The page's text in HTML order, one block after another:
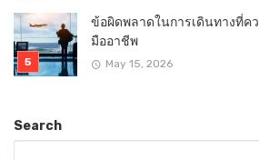
ข้อผิดพลาดในการเดินทางที่ค
มืออาชีพ
May 15, 2026
Search